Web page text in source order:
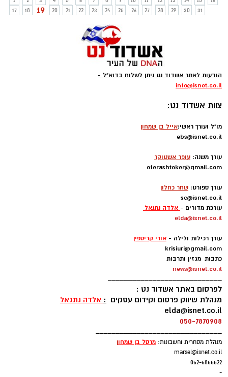
17
18 19 20 21 22 23 24 25 26 27 28 29 30 31
הודעות לאתר אשדוד נט ניתן לשלוח בדוא"ל -
info@isnet.co.il
צוות אשדוד נט:
מו"ל ועורך ראשי:אייל בן שמחון
ebs@isnet.co.il
עורך משנה: עופר אשטוקר
oferashtoker@gmail.com
עורך ספורט: שחר כחלון
sc@isnet.co.il
עורכת מדורים - אלדה נתנאל
elda@isnet.co.il
עורך רכילות ולילה - אורי קריספין
krisiuri@gmail.com
כתבות מגזין ותרבות
news@isnet.co.il
____________________________
לפרסום באתר אשדוד נט :
מנהלת שיווק פרסום וקידום עסקים : אלדה נתנאל
elda@isnet.co.il
050-7870908
_______________________________
מנהלת מסחרית וחשבונות: מרסל בן שמחון
marsel@isnet.co.il
052-5855522
-